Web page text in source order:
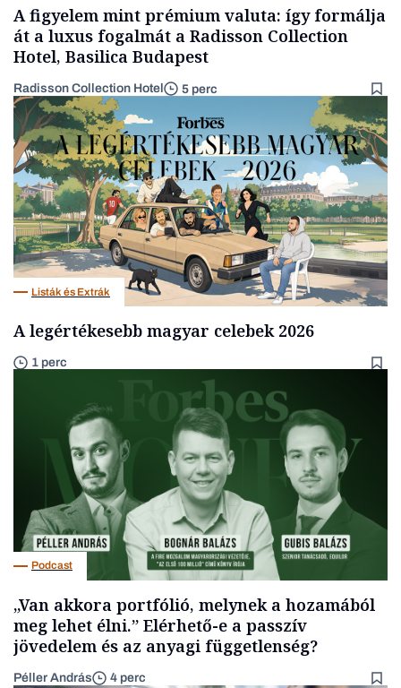
A figyelem mint prémium valuta: így formálja
át a luxus fogalmát a Radisson Collection
Hotel, Basilica Budapest
Radisson Collection Hotel 5 perc
Listák és Extrák
A legértékesebb magyar celebek 2026
1 perc
Podcast
„Van akkora portfólió, melynek a hozamából
meg lehet élni.” Elérhető-e a passzív
jövedelem és az anyagi függetlenség?
Péller András 4 perc